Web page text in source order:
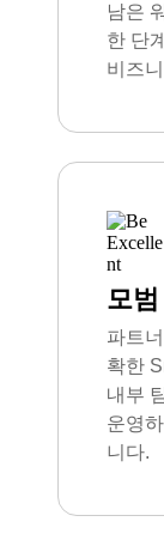
남은
한 단
비즈
모
파트
확한
내부
운영
니다.